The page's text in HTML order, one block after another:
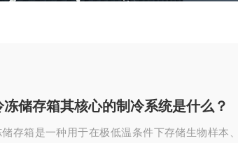
冻储存箱其核心的制冷系统是什么？
存箱是一种用于在极低温条件下存储生物样本、